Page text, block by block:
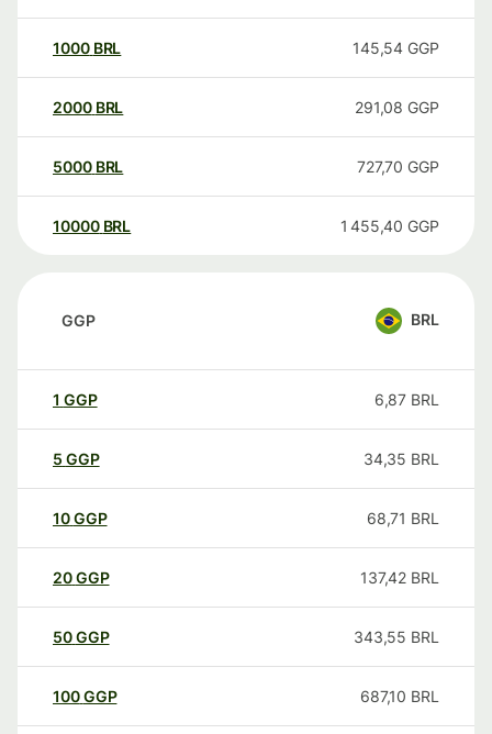
1000 BRL 145,54 GGP
2000 BRL 291,08 GGP
5000 BRL 727,70 GGP
10000 BRL 1 455,40 GGP
GGP BRL
1 GGP 6,87 BRL
5 GGP 34,35 BRL
10GGP 68,71 BRL
20GGP 137,42 BRL
50GGP 343,55 BRL
100GGP 687,10 BRL